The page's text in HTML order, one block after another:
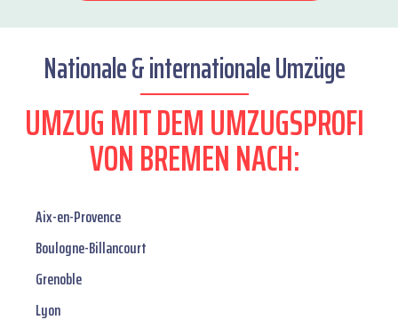
Nationale & internationale Umzüge
UMZUG MIT DEM UMZUGSPROFI
VON BREMEN NACH:
Aix-en-Provence
Boulogne-Billancourt
Grenoble
Lyon